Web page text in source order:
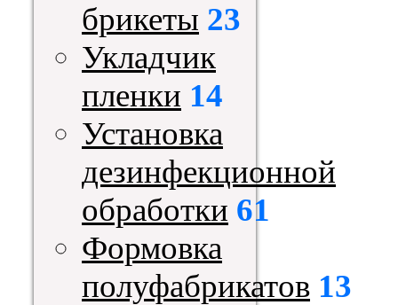
брикеты 23
Укладчик
пленки 14
Установка
дезинфекционной
обработки 61
Формовка
полуфабрикатов 13